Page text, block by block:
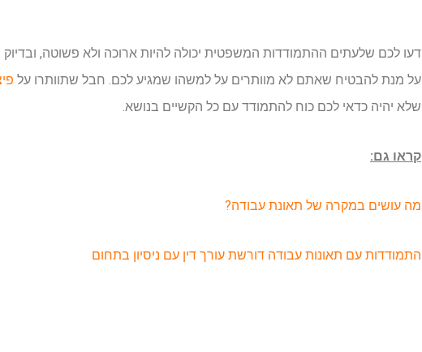
דעו לכם שלעתים ההתמודדות המשפטית יכולה להיות ארוכה ולא פשוטה,
על מנת להבטיח שאתם לא מוותרים על למשהו שמגיע לכם. חבל שתוותרו על
שלא יהיה כדאי לכם כוח להתמודד עם כל הקשיים בנושא.
קראו גם:
מה עושים במקרה של תאונת עבודה?
התמודדות עם תאונות עבודה דורשת עורך דין עם ניסיון בתחום